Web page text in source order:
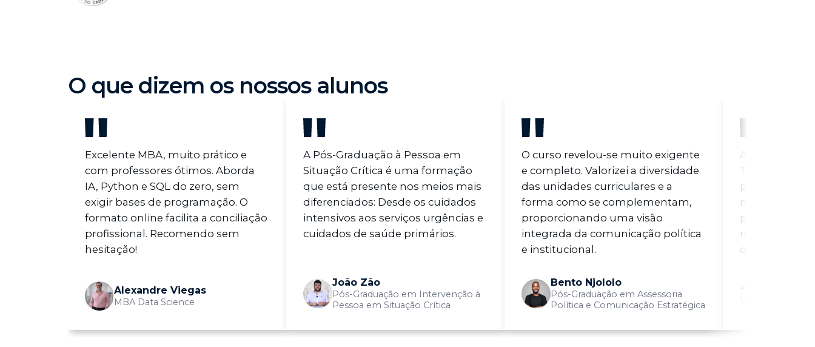
O que dizem os nossos alunos
Excelente MBA, muito prático e
com professores ótimos. Aborda
IA, Python e SQL do zero, sem
exigir bases de programação. O
formato online facilita a conciliação
profissional. Recomendo sem
hesitação!
Alexandre Viegas
MBA Data Science
A Pós-Graduação à Pessoa em
Situação Crítica é uma formação
que está presente nos meios mais
diferenciados: Desde os cuidados
intensivos aos serviços urgências e
cuidados de saúde primários.
João Zão
Pós-Graduação em Intervenção à
Pessoa em Situação Crítica
O curso revelou-se muito exigente
e completo. Valorizei a diversidade
das unidades curriculares e a
forma como se complementam,
proporcionando uma visão
integrada da comunicação política
e institucional.
Bento Njololo
Pós-Graduação em Assessoria
Política e Comunicação Estratégica
A Pós-
Tratamento
permitiu-me
novos
para aquela
quem eu